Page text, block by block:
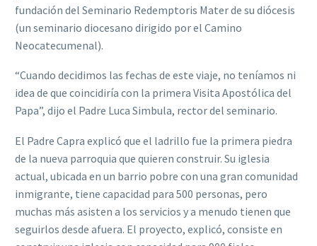
fundación del Seminario Redemptoris Mater de su diócesis
(un seminario diocesano dirigido por el Camino
Neocatecumenal).
“Cuando decidimos las fechas de este viaje, no teníamos ni
idea de que coincidiría con la primera Visita Apostólica del
Papa”, dijo el Padre Luca Simbula, rector del seminario.
El Padre Capra explicó que el ladrillo fue la primera piedra
de la nueva parroquia que quieren construir. Su iglesia
actual, ubicada en un barrio pobre con una gran comunidad
inmigrante, tiene capacidad para 500 personas, pero
muchas más asisten a los servicios y a menudo tienen que
seguirlos desde afuera. El proyecto, explicó, consiste en